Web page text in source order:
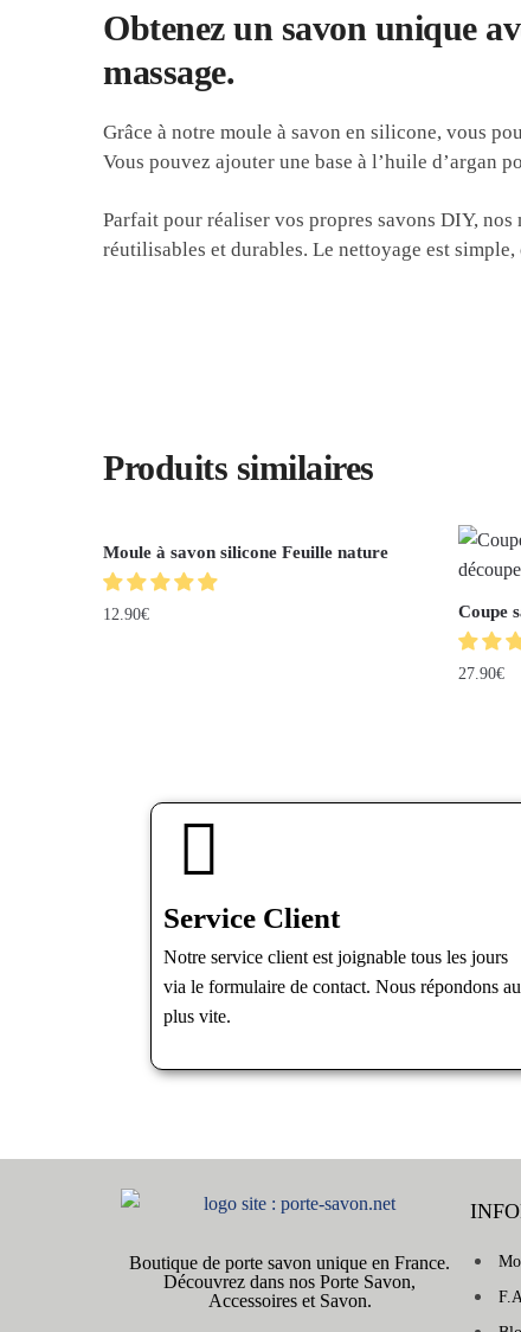
Obtenez un savon unique
massage.
Grâce à notre moule à savon en silicone, vous
Vous pouvez ajouter une base à l’huile d’argan
Parfait pour réaliser vos propres savons DIY,
réutilisables et durables. Le nettoyage est
Produits similaires
Moule à savon silicone Feuille nature
12.90€ Coupe
27.90€
Service Client
Notre service client est joignable tous les jours
via le formulaire de contact. Nous répondons au
plus vite.
Boutique de porte savon unique en France.
Découvrez dans nos Porte Savon,
Accessoires et Savon.